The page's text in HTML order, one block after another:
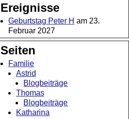
Ereignisse
Geburtstag Peter H am 23.
Februar 2027
Seiten
Familie
Astrid
Blogbeiträge
Thomas
Blogbeiträge
Katharina